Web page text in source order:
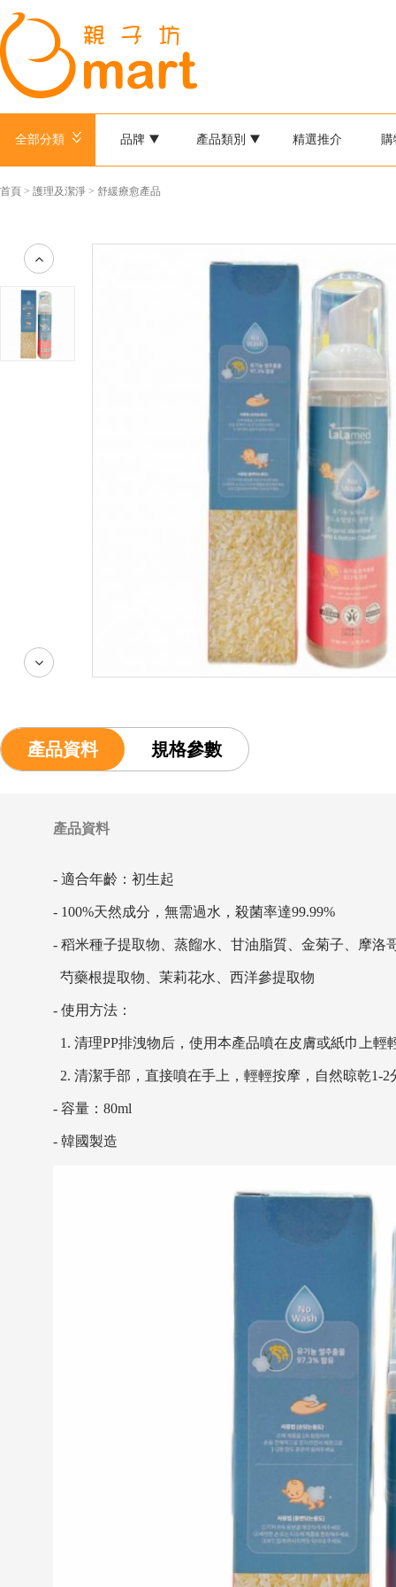
全部分類 品牌 產品類別 精選推介 購
首頁 > 護理及潔淨 > 舒緩療愈產品
產品資料 規格參數
產品資料
- 適合年齡：初生起
- 100%天然成分，無需過水，殺菌率達99.99%
- 稻米種子提取物、蒸餾水、甘油脂質、金菊子、摩洛
芍藥根提取物、茉莉花水、西洋參提取物
- 使用方法：
1. 清理PP排洩物后，使用本產品噴在皮膚或紙巾上輕
2. 清潔手部，直接噴在手上，輕輕按摩，自然晾乾1-2
- 容量：80ml
- 韓國製造